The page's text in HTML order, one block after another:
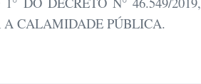
A CALAMIDADE PÚBLICA.